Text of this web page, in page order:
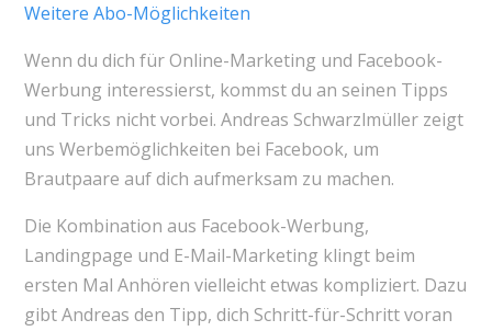
Weitere Abo-Möglichkeiten
Wenn du dich für Online-Marketing und Facebook-
Werbung interessierst, kommst du an seinen Tipps
und Tricks nicht vorbei. Andreas Schwarzlmüller zeigt
uns Werbemöglichkeiten bei Facebook, um
Brautpaare auf dich aufmerksam zu machen.
Die Kombination aus Facebook-Werbung,
Landingpage und E-Mail-Marketing klingt beim
ersten Mal Anhören vielleicht etwas kompliziert. Dazu
gibt Andreas den Tipp, dich Schritt-für-Schritt voran